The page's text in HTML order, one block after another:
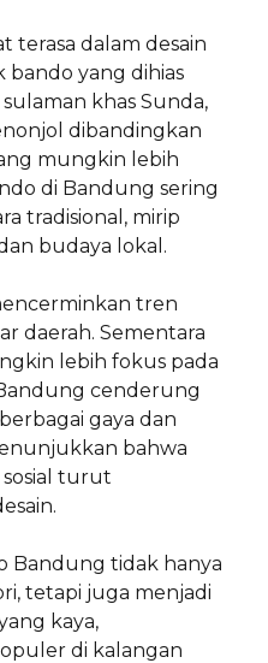
terasa dalam desain
bando yang dihias
khas Sunda,
dibandingkan
mungkin lebih
di Bandung sering
tradisional, mirip
budaya lokal.
tren
daerah. Sementara
lebih fokus pada
cenderung
gaya dan
bahwa
turut
Bandung tidak hanya
tetapi juga menjadi
kaya,
di kalangan